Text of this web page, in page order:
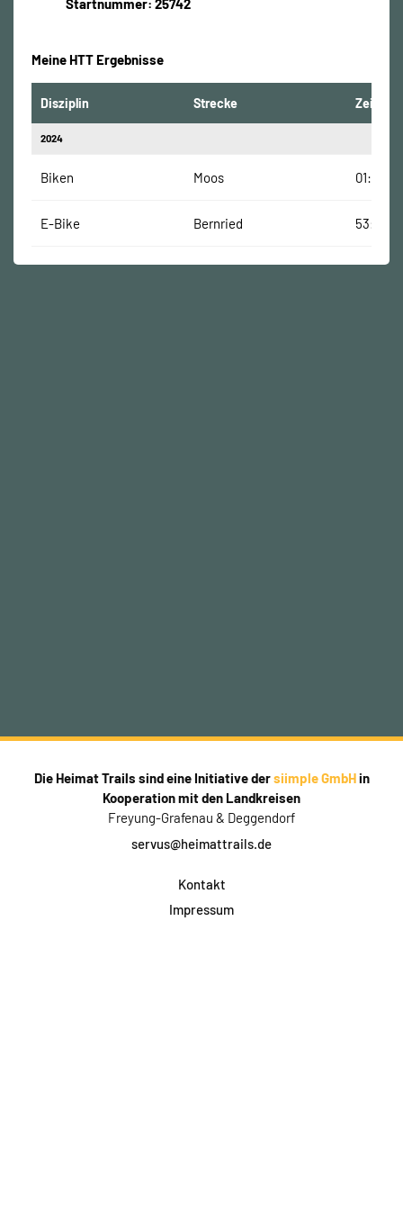
Startnummer: 25742
Meine HTT Ergebnisse
Disziplin Strecke Zeit
2024
Biken Moos
E-Bike Bernried 53:30
Die Heimat Trails sind eine Initiative dersiimple GmbHin
Kooperation mit den Landkreisen
Freyung-Grafenau & Deggendorf
servus@heimattrails.de
Kontakt
Impressum